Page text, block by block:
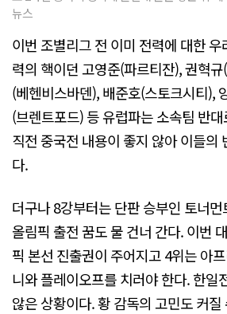
뉴스
이번 조별리그 전 이미 전력에 대한
력의 핵이던 고영준(파르티잔), 권혁
(베헨비스바덴), 배준호(스토크시티),
(브렌트포드) 등 유럽파는 소속팀 반
직전 중국전 내용이 좋지 않아 이들의
다.
더구나 8강부터는 단판 승부인 토너
올림픽 출전 꿈도 물 건너 간다. 이번
픽 본선 진출권이 주어지고 4위는 아
니와 플레이오프를 치러야 한다. 한일
않은 상황이다. 황 감독의 고민도 커질